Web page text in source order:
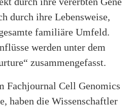
durch ihre Lebensweise,
familiäre Umfeld.
werden unter dem
zusammengefasst.
Fachjournal Cell Genomics
haben die Wissenschaftler